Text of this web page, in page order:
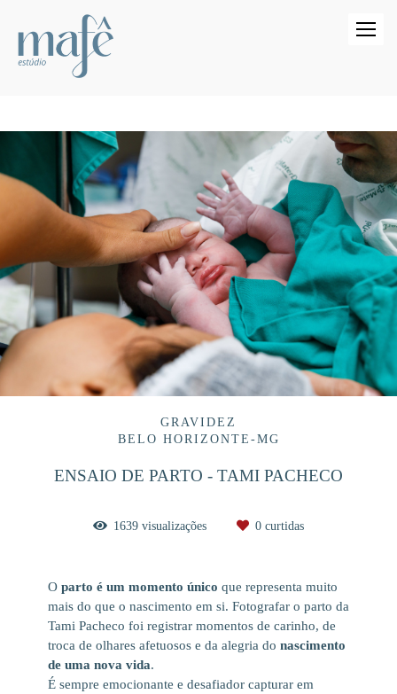
GRAVIDEZ
BELO HORIZONTE-MG
ENSAIO DE PARTO - TAMI PACHECO
1639 visualizações 0 curtidas
O parto é um momento único que representa muito
mais do que o nascimento em si. Fotografar o parto da
Tami Pacheco foi registrar momentos de carinho, de
troca de olhares afetuosos e da alegria do nascimento
de uma nova vida.
É sempre emocionante e desafiador capturar em